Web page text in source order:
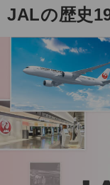
JALの歴史